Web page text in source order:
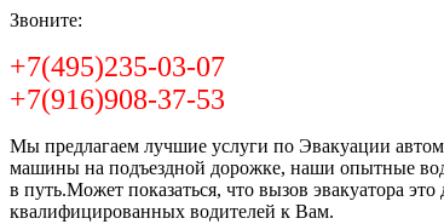
Звоните:
+7(495)235-03-07
+7(916)908-37-53
Мы предлагаем лучшие услуги по Эвакуации
машины на подъездной дорожке, наши опытные
в путь.Может показаться, что вызов эвакуатора
квалифицированных водителей к Вам.